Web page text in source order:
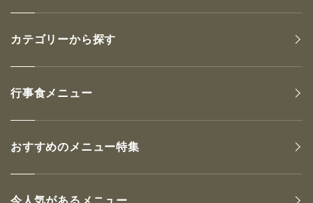
カテゴリーから探す
行事食メニュー
おすすめのメニュー特集